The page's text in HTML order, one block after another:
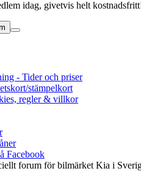
idag, givetvis helt
- Tider och priser
stämpelkort
regler & villkor
Facebook
forum för bilmärket Kia i